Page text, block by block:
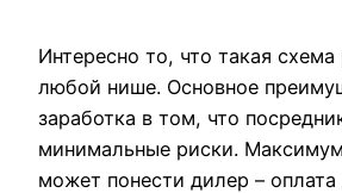
Интересно то, что такая схема
любой нише. Основное
заработка в том, что
минимальные риски.
может понести дилер –